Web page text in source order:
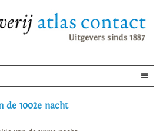
de 1002e nacht